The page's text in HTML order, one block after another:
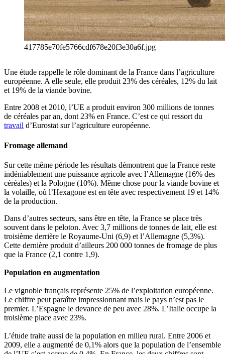
417785e70fe5766cdf678e20f3e30a6f.jpg
Une étude rappelle le rôle dominant de la France dans l’agriculture
européenne. A elle seule, elle produit 23% des céréales, 12% du lait
et 19% de la viande bovine.
Entre 2008 et 2010, l’UE a produit environ 300 millions de tonnes
de céréales par an, dont 23% en France. C’est ce qui ressort du
travail d’Eurostat sur l’agriculture européenne.
Fromage allemand
Sur cette même période les résultats démontrent que la France reste
indéniablement une puissance agricole avec l’Allemagne (16% des
céréales) et la Pologne (10%). Même chose pour la viande bovine et
la volaille, où l’Hexagone est en tête avec respectivement 19 et 14%
de la production.
Dans d’autres secteurs, sans être en tête, la France se place très
souvent dans le peloton. Avec 3,7 millions de tonnes de lait, elle est
troisième derrière le Royaume-Uni (6,9) et l’Allemagne (5,3%).
Cette dernière produit d’ailleurs 200 000 tonnes de fromage de plus
que la France (2,1 contre 1,9).
Population en augmentation
Le vignoble français représente 25% de l’exploitation européenne.
Le chiffre peut paraître impressionnant mais le pays n’est pas le
premier. L’Espagne le devance de peu avec 28%. L’Italie occupe la
troisième place avec 23%.
L’étude traite aussi de la population en milieu rural. Entre 2006 et
2009, elle a augmenté de 0,1% alors que la population de l’ensemble